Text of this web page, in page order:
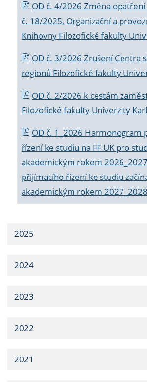
OD č. 4/2026 Změna opatření
č. 18/2025, Organizační a
Knihovny Filozofické fakulty
OD č. 3/2026 Zrušení Centra
regionů Filozofické fakulty
OD č. 2/2026 k cestám
Filozofické fakulty Univerzity
OD č. 1_2026 Harmonogram
řízení ke studiu na FF UK pro
akademickým rokem
přijímacího řízení ke studiu
akademickým rokem
2025
2024
2023
2022
2021